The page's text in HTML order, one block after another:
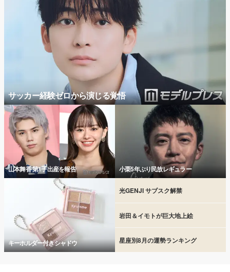
サッカー経験ゼロから演じる覚悟
山本舞香 第1子出産を報告 小栗5年ぶり民放レギュラー
キーホルダー付きシャドウ
光GENJI サブスク解禁
岩田＆イモトが巨大地上絵
星座別8月の運勢ランキング